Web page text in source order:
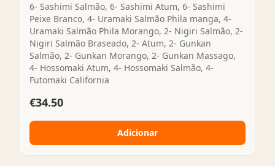
6- Sashimi Salmão, 6- Sashimi Atum, 6- Sashimi
Peixe Branco, 4- Uramaki Salmão Phila manga, 4-
Uramaki Salmão Phila Morango, 2- Nigiri Salmão, 2-
Nigiri Salmão Braseado, 2- Atum, 2- Gunkan
Salmão, 2- Gunkan Morango, 2- Gunkan Massago,
4- Hossomaki Atum, 4- Hossomaki Salmão, 4-
Futomaki California
€34.50
Adicionar